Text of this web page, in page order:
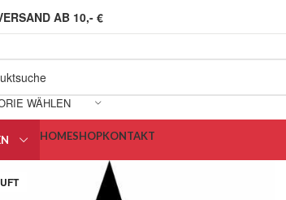
AB 10,- €
WÄHLEN
HOMESHOPKONTAKT